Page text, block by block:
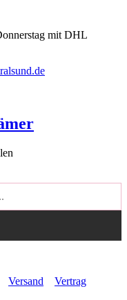
mit DHL
Versand
Vertrag